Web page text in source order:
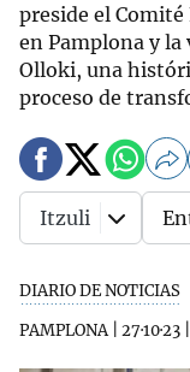
preside el Comité
en Pamplona y la
Olloki, una
proceso de
DIARIO DE NOTICIAS
PAMPLONA| 27·10·23
Itzuli